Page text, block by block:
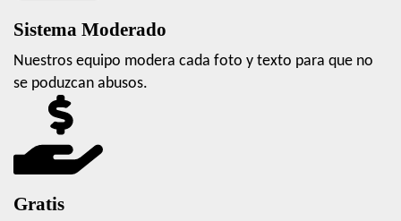
Sistema Moderado
Nuestros equipo modera cada foto y texto para que no
se poduzcan abusos.
Gratis